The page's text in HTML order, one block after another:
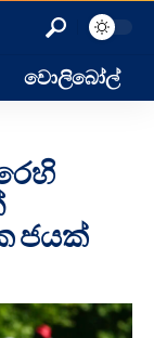
වොලිබෝල්
ජයක්